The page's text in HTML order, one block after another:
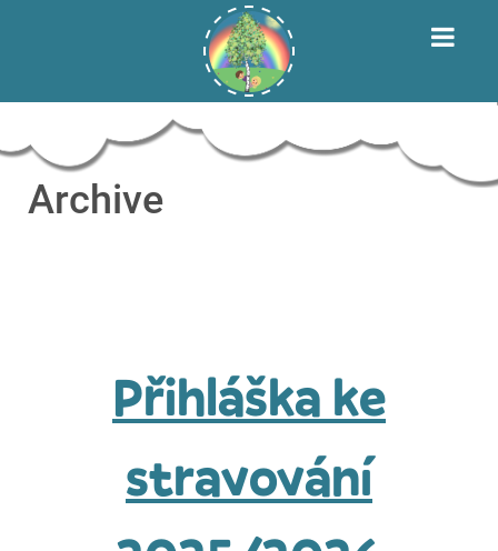
Archive
Přihláška ke
stravování